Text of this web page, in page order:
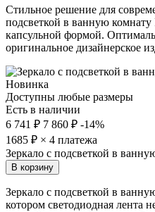
Стильное решение для
подсветкой в ванную
капсульной формой.
оригинальное дизайнерское
Новинка
Доступны любые размеры
Есть в наличии
6 741 ₽ 7 860 ₽ -14%
1685 ₽ × 4 платежа
Зеркало с подсветкой в
В корзину
Зеркало с подсветкой в
котором светодиодная лента